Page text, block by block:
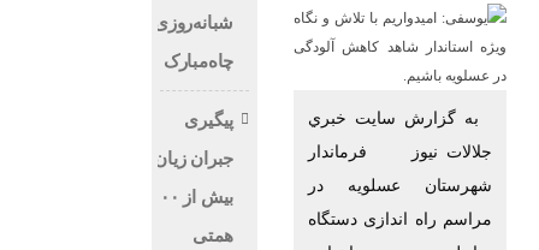
به گزارش سايت خبري
جلالات نيوز فرماندار
شهرستان عسلویه در
مراسم راه اندازی دستگاه
شبانه‌روزی
چاه‌مبارک
پیگیری
جبران زیان
بیش از ۱۰۰
همتی